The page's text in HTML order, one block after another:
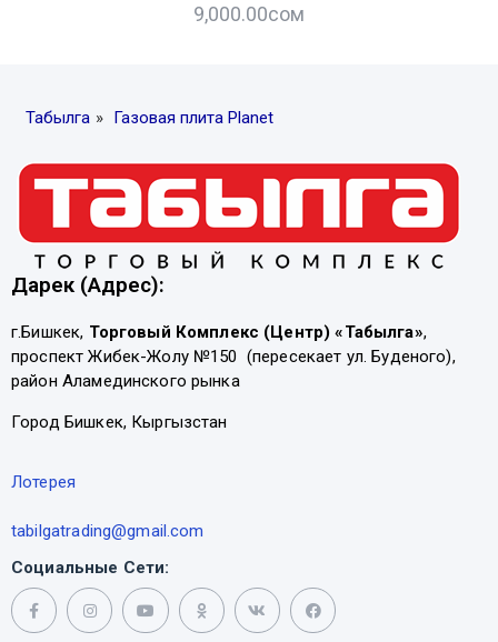
9,000.00сом
Табылга » Газовая плита Planet
Дарек (Адрес):
г.Бишкек, Торговый Комплекс (Центр) «Табылга»,
проспект Жибек-Жолу №150 (пересекает ул. Буденого),
район Аламединского рынка
Город Бишкек, Кыргызстан
Лотерея
tabilgatrading@gmail.com
Социальные Сети: